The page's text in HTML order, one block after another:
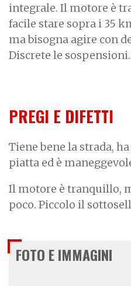
integrale. Il motore è
facile stare sopra i 35
ma bisogna agire con
Discrete le sospensioni.
PREGI E DIFETTI
Tiene bene la strada,
piatta ed è
Il motore è tranquillo,
poco. Piccolo il
FOTO E IMMAGINI